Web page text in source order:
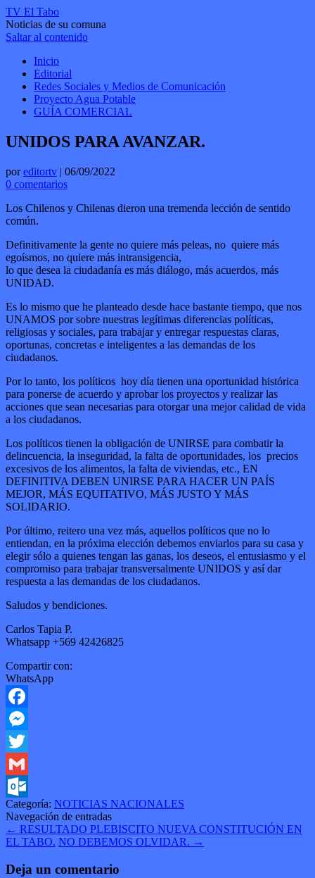
TV El Tabo
Noticias de su comuna
Saltar al contenido
Inicio
Editorial
Redes Sociales y Medios de Comunicación
Proyecto Agua Potable
GUÍA COMERCIAL
UNIDOS PARA AVANZAR.
poreditortv | 06/09/2022
0 comentarios
Los Chilenos y Chilenas dieron una tremenda lección de sentido
común.
Definitivamente la gente no quiere más peleas, no quiere más
egoísmos, no quiere más intransigencia,
lo que desea la ciudadanía es más diálogo, más acuerdos, más
UNIDAD.
Es lo mismo que he planteado desde hace bastante tiempo, que nos
UNAMOS por sobre nuestras legítimas diferencias políticas,
religiosas y sociales, para trabajar y entregar respuestas claras,
oportunas, concretas e inteligentes a las demandas de los
ciudadanos.
Por lo tanto, los políticos hoy día tienen una oportunidad histórica
para ponerse de acuerdo y aprobar los proyectos y realizar las
acciones que sean necesarias para otorgar una mejor calidad de vida
a los ciudadanos.
Los políticos tienen la obligación de UNIRSE para combatir la
delincuencia, la inseguridad, la falta de oportunidades, los precios
excesivos de los alimentos, la falta de viviendas, etc., EN
DEFINITIVA DEBEN UNIRSE PARA HACER UN PAÍS
MEJOR, MÁS EQUITATIVO, MÁS JUSTO Y MÁS
SOLIDARIO.
Por último, reitero una vez más, aquellos políticos que no lo
entiendan, en la próxima elección debemos enviarlos para su casa y
elegir sólo a quienes tengan las ganas, los deseos, el entusiasmo y el
compromiso para trabajar transversalmente UNIDOS y así dar
respuesta a las demandas de los ciudadanos.
Saludos y bendiciones.
Carlos Tapia P.
Whatsapp +569 42426825
Compartir con:
WhatsApp
Facebook
Messenger
Twitter
Gmail
Outlook.com
Categoría: NOTICIAS NACIONALES
Navegación de entradas
← RESULTADO PLEBISCITO NUEVA CONSTITUCIÓN EN
EL TABO. NO DEBEMOS OLVIDAR. →
Deja un comentario